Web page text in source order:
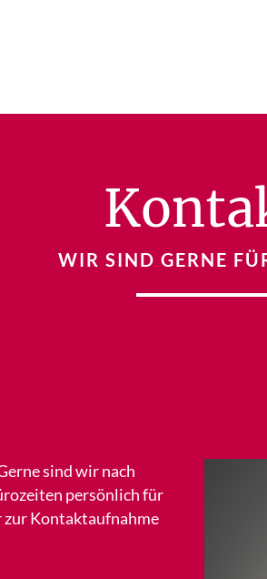
WIR SIND GERNE
sind wir nach
persönlich für
zur Kontaktaufnahme